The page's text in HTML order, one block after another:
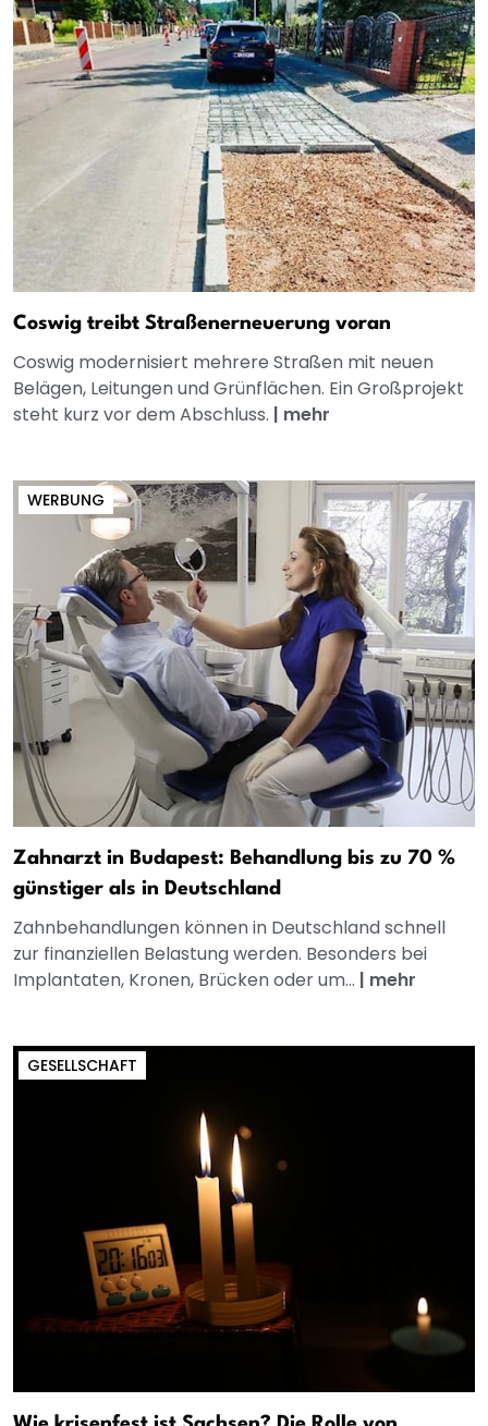
Coswig treibt Straßenerneuerung voran
Coswig modernisiert mehrere Straßen mit neuen
Belägen, Leitungen und Grünflächen. Ein Großprojekt
steht kurz vor dem Abschluss. | mehr
WERBUNG
Zahnarzt in Budapest: Behandlung bis zu 70 %
günstiger als in Deutschland
Zahnbehandlungen können in Deutschland schnell
zur finanziellen Belastung werden. Besonders bei
Implantaten, Kronen, Brücken oder um... | mehr
GESELLSCHAFT